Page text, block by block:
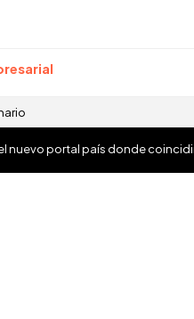
el nuevo portal país donde